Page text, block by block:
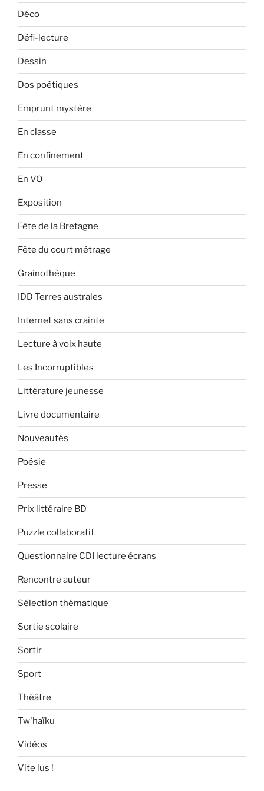
Déco
Défi-lecture
Dessin
Dos poétiques
Emprunt mystère
En classe
En confinement
En VO
Exposition
Fête de la Bretagne
Fête du court métrage
Grainothèque
IDD Terres australes
Internet sans crainte
Lecture à voix haute
Les Incorruptibles
Littérature jeunesse
Livre documentaire
Nouveautés
Poésie
Presse
Prix littéraire BD
Puzzle collaboratif
Questionnaire CDI lecture écrans
Rencontre auteur
Sélection thématique
Sortie scolaire
Sortir
Sport
Théâtre
Tw'haïku
Vidéos
Vite lus !